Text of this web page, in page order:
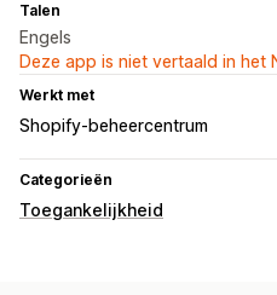
Talen
Engels
Deze app is niet vertaald in het
Werkt met
Shopify-beheercentrum
Categorieën
Toegankelijkheid